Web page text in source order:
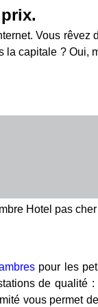
Vous
capitale ? Oui,
Hotel pas
pour les
de qualité
vous permet